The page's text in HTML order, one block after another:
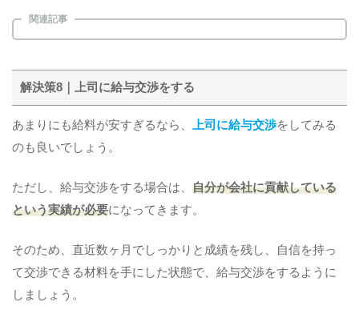
関連記事
解決策8｜上司に給与交渉をする
あまりにも給料が安すぎるなら、 上司に給与交渉をしてみる
のも良いでしょう。
ただし、給与交渉をする場合は、 自分が会社に貢献している
という実績が必要になってきます。
そのため、直近数ヶ月でしっかりと成績を残し、自信を持っ
て交渉できる材料を手にした状態で、給与交渉をするように
しましょう。